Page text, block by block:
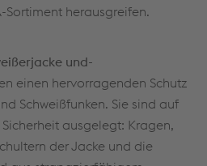
Sortiment herausgreifen.
und-
einen hervorragenden Schutz
Schweißfunken. Sie sind auf
ausgelegt: Kragen,
der Jacke und die